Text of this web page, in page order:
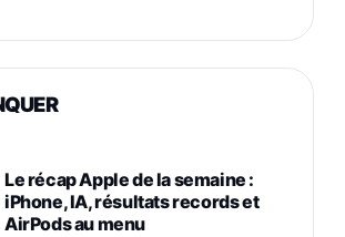
Le récap Apple de la semaine :
iPhone, IA, résultats records et
AirPods au menu